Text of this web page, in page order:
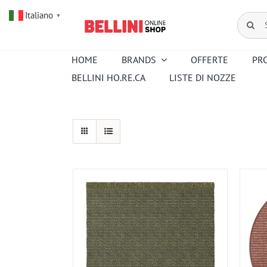
Cerca
per:
HOME BRANDS
Alessi Baccarat
Royal
OFFERTE
Amouroud Creed
BELLINI HO.RE.CA
LISTE DI NOZZE
Italiano ▼